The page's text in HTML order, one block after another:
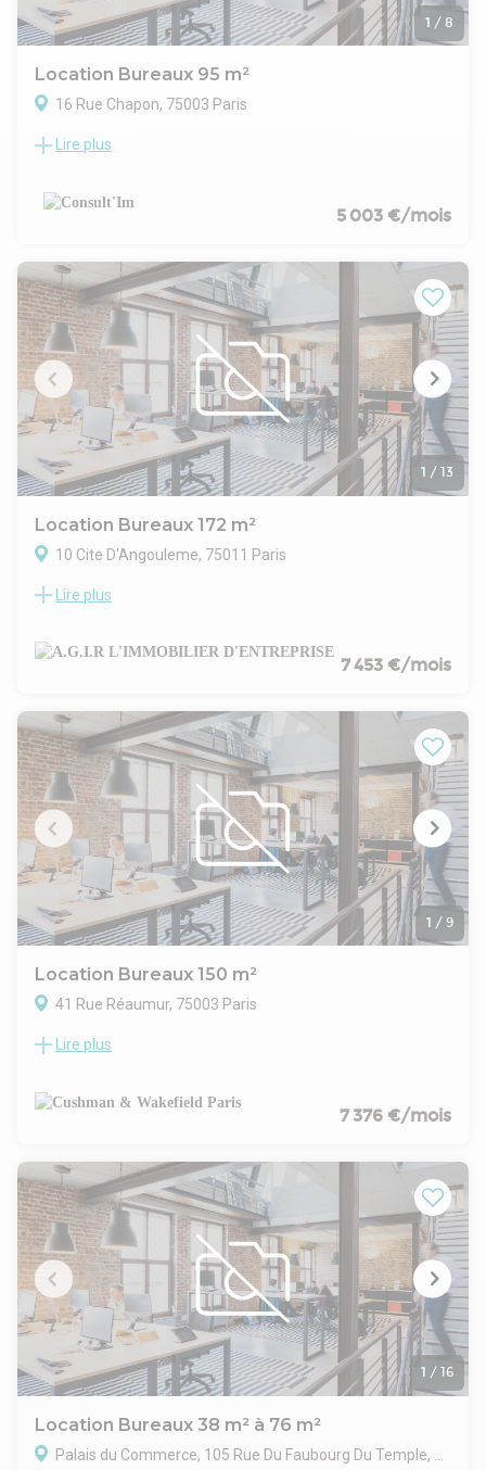
1 / 8
Location Bureaux 95 m²
16 Rue Chapon, 75003 Paris
A toute proximité du M°Arts et Metiers, à louer une surface
CARACTERISTIQUES DE L'OFFRE
Un grand Open Space
1 sanitaire avec lave mains
CONDITIONS FINANCIERES
Bail : 3/6/9 ans
Loyer mensuel : 5000 € HT HC
Disponibilité : Dès accord
Lire plus
5 003 €/mois
1 / 13
Location Bureaux 172 m²
10 Cite D'Angouleme, 75011 Paris
Dans l' ancienne manufacture Dutertre, nous vous
à la location.Les bureaux, conçus par un architecte de renom,
offrent de beaux volumes et un cachet industriel.
bureaux/salles de réunions, une belle cuisine aménagée et
deux sanitaires.
Climatisation réversible
Baie de brassage et câblage informatique
Parquet dans l' open-space - Bolon dans les bureaux.
Double accès
Rack à vélos dans la cour
Loyer exonéré de TVA - CRL 2,5% -Frais d' acte à prévoir
Honoraire de commercialisation 30 % HT du loyer annuel HT
HC
Lire plus
7 453 €/mois
1 / 9
Location Bureaux 150 m²
41 Rue Réaumur, 75003 Paris
Cushman & Wakefield vous propose des bureaux lumineux
Découvrez des bureaux de 160 m² dans un immeuble de
charme, offrant :
Une cuisine équipée et sanitaires privatifs,
Un grand balcon.
Ces espaces sont parfaits pour allier confort et
fonctionnalité. Reprise de bail - contactez-nous pour plus
d'informations et une visite rapide !
Lire plus
7 376 €/mois
1 / 16
Location Bureaux 38 m² à 76 m²
Palais du Commerce, 105 Rue Du Faubourg Du Temple, 75010 Paris